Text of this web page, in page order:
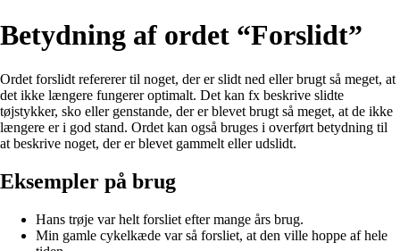
Betydning af ordet “Forslidt”
Ordet forslidt refererer til noget, der er slidt ned eller brugt så meget, at
det ikke længere fungerer optimalt. Det kan fx beskrive slidte
tøjstykker, sko eller genstande, der er blevet brugt så meget, at de ikke
længere er i god stand. Ordet kan også bruges i overført betydning til
at beskrive noget, der er blevet gammelt eller udslidt.
Eksempler på brug
Hans trøje var helt forsliet efter mange års brug.
Min gamle cykelkæde var så forsliet, at den ville hoppe af hele